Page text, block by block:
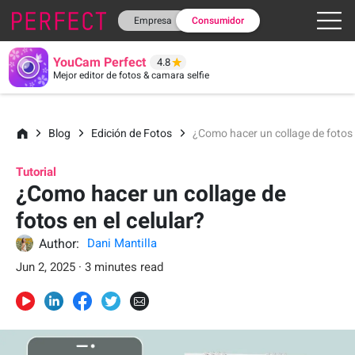
Empresa Consumidor
YouCam Perfect 4.8
Mejor editor de fotos & camara selfie
Blog Edición de Fotos ¿Como hacer un collage de fotos
Tutorial
¿Como hacer un collage de
fotos en el celular?
Author:
Dani Mantilla
Jun 2, 2025 · 3 minutes read